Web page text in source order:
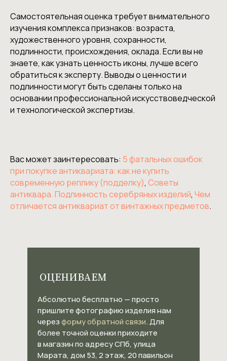
Самостоятельная оценка требует внимательного
изучения комплекса признаков: возраста,
художественного уровня, сохранности,
подлинности, происхождения, оклада. Если вы не
знаете, как узнать ценность иконы, лучше всего
обратиться к эксперту. Выводы о ценности и
подлинности могут быть сделаны только на
основании профессиональной искусствоведческой
и технологической экспертизы.
Вас может заинтересовать: 5 фатальных ошибок
при покупке антиквариата: как не купить
современную реплику (подделку), Советы
антиквара. Подлинность серебряных изделий, Чем
отличается антиквариат от винтажных предметов.
ОЦЕНИВАЕМ
Абсолютно бесплатно — просто
пришлите фотографию изделия нам
черезформу обратной связи. Для
более точной оценки приходите
в магазин по адресу СПб, улица
Марата, дом 53, 2 этаж, 20 павильон